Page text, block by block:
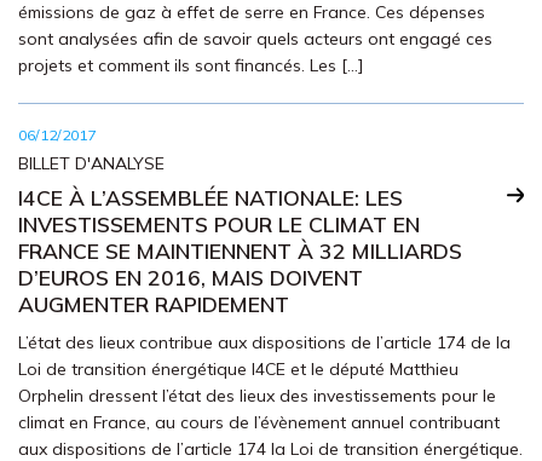
émissions de gaz à effet de serre en France. Ces dépenses
sont analysées afin de savoir quels acteurs ont engagé ces
projets et comment ils sont financés. Les […]
06/12/2017
BILLET D'ANALYSE
I4CE À L’ASSEMBLÉE NATIONALE: LES
INVESTISSEMENTS POUR LE CLIMAT EN
FRANCE SE MAINTIENNENT À 32 MILLIARDS
D’EUROS EN 2016, MAIS DOIVENT
AUGMENTER RAPIDEMENT
L’état des lieux contribue aux dispositions de l’article 174 de la
Loi de transition énergétique I4CE et le député Matthieu
Orphelin dressent l’état des lieux des investissements pour le
climat en France, au cours de l’évènement annuel contribuant
aux dispositions de l’article 174 la Loi de transition énergétique.